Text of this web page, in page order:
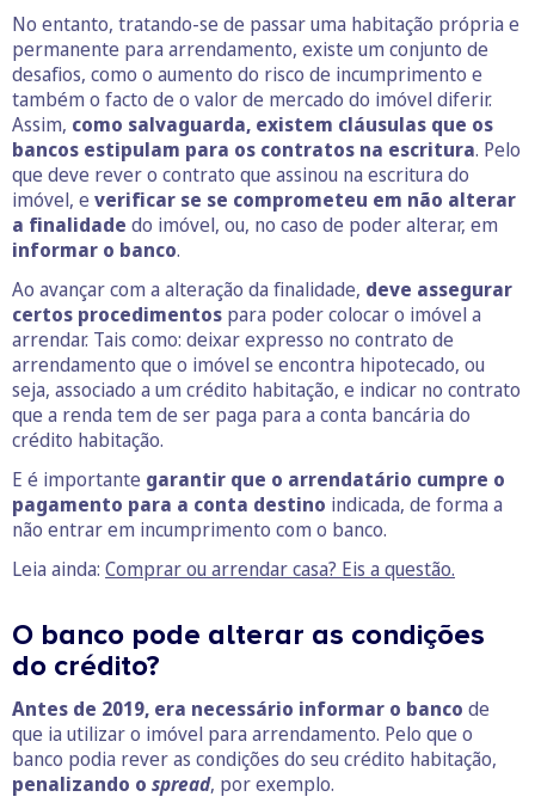
No entanto, tratando-se de passar uma habitação própria e
permanente para arrendamento, existe um conjunto de
desafios, como o aumento do risco de incumprimento e
também o facto de o valor de mercado do imóvel diferir.
Assim, como salvaguarda, existem cláusulas que os
bancos estipulam para os contratos na escritura. Pelo
que deve rever o contrato que assinou na escritura do
imóvel, e verificar se se comprometeu em não alterar
a finalidade do imóvel, ou, no caso de poder alterar, em
informar o banco.
Ao avançar com a alteração da finalidade, deve assegurar
certos procedimentos para poder colocar o imóvel a
arrendar. Tais como: deixar expresso no contrato de
arrendamento que o imóvel se encontra hipotecado, ou
seja, associado a um crédito habitação, e indicar no contrato
que a renda tem de ser paga para a conta bancária do
crédito habitação.
E é importante garantir que o arrendatário cumpre o
pagamento para a conta destino indicada, de forma a
não entrar em incumprimento com o banco.
Leia ainda: Comprar ou arrendar casa? Eis a questão.
O banco pode alterar as condições
do crédito?
Antes de 2019, era necessário informar o banco de
que ia utilizar o imóvel para arrendamento. Pelo que o
banco podia rever as condições do seu crédito habitação,
penalizando o spread, por exemplo.